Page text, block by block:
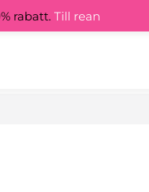
rabatt. Till rean